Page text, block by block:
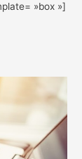
»box »]